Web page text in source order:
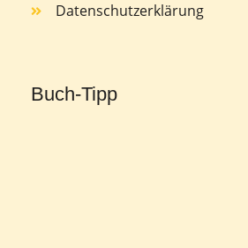
Datenschutzerklärung
Buch-Tipp